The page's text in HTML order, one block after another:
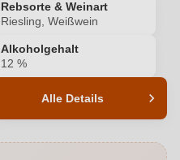
Rebsorte & Weinart
Riesling, Weißwein
Alkoholgehalt
12 %
Alle Details